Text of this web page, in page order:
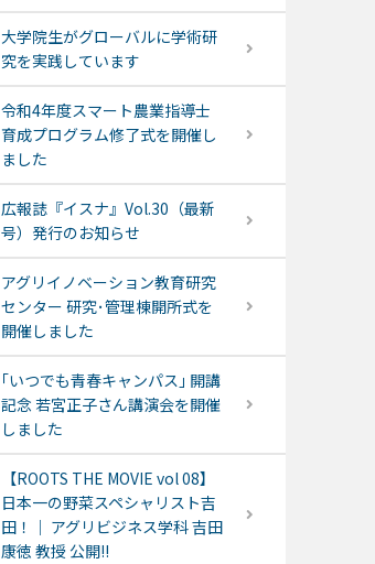
大学院生がグローバルに学術研
究を実践しています
令和4年度スマート農業指導士
育成プログラム修了式を開催し
ました
広報誌『イスナ』Vol.30（最新
号）発行のお知らせ
アグリイノベーション教育研究
センター 研究･管理棟開所式を
開催しました
｢いつでも青春キャンパス｣ 開講
記念 若宮正子さん講演会を開催
しました
【ROOTS THE MOVIE vol 08】
日本一の野菜スペシャリスト吉
田！｜ アグリビジネス学科 吉田
康徳 教授 公開!!